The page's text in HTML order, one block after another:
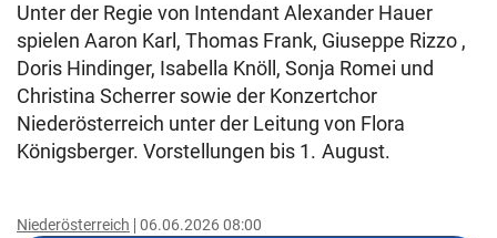
Unter der Regie von Intendant Alexander Hauer
spielen Aaron Karl, Thomas Frank, Giuseppe Rizzo ,
Doris Hindinger, Isabella Knöll, Sonja Romei und
Christina Scherrer sowie der Konzertchor
Niederösterreich unter der Leitung von Flora
Königsberger. Vorstellungen bis 1. August.
Niederösterreich 06.06.2026 08:00